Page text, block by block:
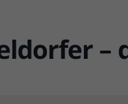
festival –
Tanz,